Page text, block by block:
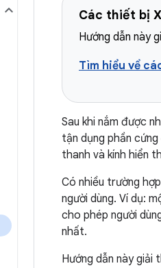
Các thiết bị
Hướng dẫn này
Tìm hiểu về
Sau khi nắm được
tận dụng phần
thanh và kính hiển
Có nhiều trường
người dùng. Ví dụ:
cho phép người
nhất.
Hướng dẫn này giải